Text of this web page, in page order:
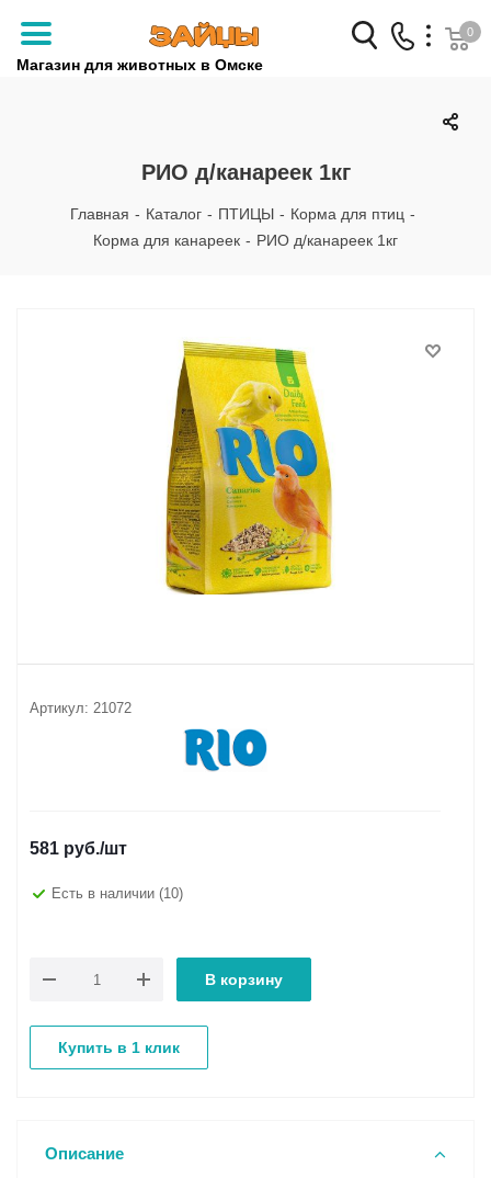
Магазин для животных в Омске
Заказать звонок
+7 (3812) 79-04-04
+7 (950) 959-88-32
0
РИО д/канареек 1кг
Главная - Каталог - ПТИЦЫ - Корма для птиц -
Корма для канареек - РИО д/канареек 1кг
Артикул: 21072
581 руб./шт
Есть в наличии (10)
В корзину
Купить в 1 клик
Описание